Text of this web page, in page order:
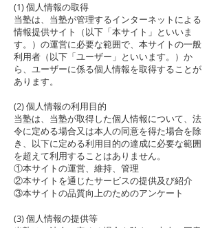
(1) 個人情報の取得
当塾は、当塾が管理するインターネットによる
情報提供サイト（以下「本サイト」といいま
す。）の運営に必要な範囲で、本サイトの一般
利用者（以下「ユーザー」といいます。）か
ら、ユーザーに係る個人情報を取得することが
あります。
(2) 個人情報の利用目的
当塾は、当塾が取得した個人情報について、法
令に定める場合又は本人の同意を得た場合を除
き、以下に定める利用目的の達成に必要な範囲
を超えて利用することはありません。
①本サイトの運営、維持、管理
②本サイトを通じたサービスの提供及び紹介
③本サイトの品質向上のためのアンケート
(3) 個人情報の提供等